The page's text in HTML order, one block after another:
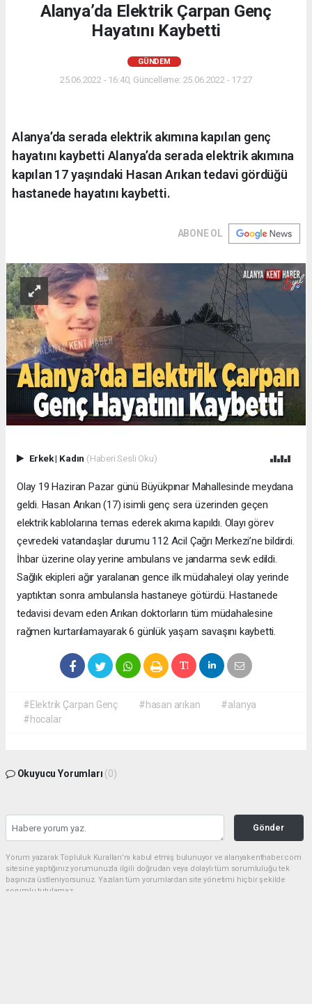
Alanya’da Elektrik Çarpan Genç
Hayatını Kaybetti
GÜNDEM
25.06.2022 - 16:40, Güncelleme: 25.06.2022 - 17:27
Alanya’da serada elektrik akımına kapılan genç
hayatını kaybetti Alanya’da serada elektrik akımına
kapılan 17 yaşındaki Hasan Arıkan tedavi gördüğü
hastanede hayatını kaybetti.
ABONE OL
Erkek| Kadın (Haberi Sesli Oku)
Olay 19 Haziran Pazar günü Büyükpınar Mahallesinde meydana
geldi. Hasan Arıkan (17) isimli genç sera üzerinden geçen
elektrik kablolarına temas ederek akıma kapıldı. Olayı görev
çevredeki vatandaşlar durumu 112 Acil Çağrı Merkezi’ne bildirdi.
İhbar üzerine olay yerine ambulans ve jandarma sevk edildi.
Sağlık ekipleri ağır yaralanan gence ilk müdahaleyi olay yerinde
yaptıktan sonra ambulansla hastaneye götürdü. Hastanede
tedavisi devam eden Arıkan doktorların tüm müdahalesine
rağmen kurtarılamayarak 6 günlük yaşam savaşını kaybetti.
#Elektrik Çarpan Genç #hasan arıkan
#alanya
#hocalar
Okuyucu Yorumları (0)
Gönder
Yorum yazarak Topluluk Kuralları’nı kabul etmiş bulunuyor ve alanyakenthaber.com
sitesine yaptığınız yorumunuzla ilgili doğrudan veya dolaylı tüm sorumluluğu tek
başınıza üstleniyorsunuz. Yazılan tüm yorumlardan site yönetimi hiçbir şekilde
sorumlu tutulamaz.